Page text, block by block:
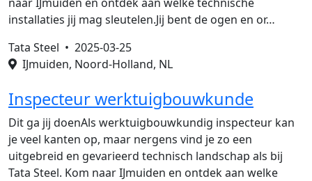
installaties jij mag sleutelen.Jij bent de ogen en or…
Tata Steel • 2025-03-25
IJmuiden, Noord-Holland, NL
Inspecteur werktuigbouwkunde
Dit ga jij doenAls werktuigbouwkundig inspecteur kan
je veel kanten op, maar nergens vind je zo een
uitgebreid en gevarieerd technisch landschap als bij
Tata Steel. Kom naar IJmuiden en ontdek aan welke